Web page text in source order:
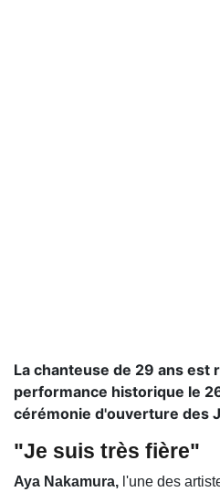
La chanteuse de 29 ans est
performance historique le
cérémonie d'ouverture des
"Je suis très fière"
Aya Nakamura, l'une des